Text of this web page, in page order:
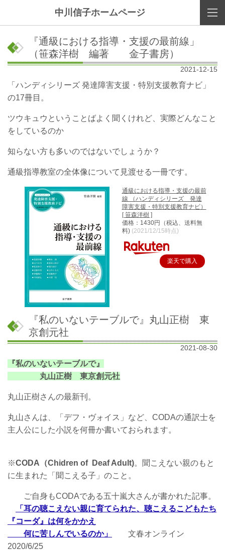
中川信子ホームページ
『通級における指導・支援の最前線」
（笹森洋樹 編著 金子書房）
2021-12-15
「ハンディシリーズ 発達障害支援・特別支援教育ナビ」
の17冊目。
ツウキュウということばよく聞くけれど、実際どんなこと
をしているのか
知らない方も多いのではないでしょうか？
通級指導教室の全体像について見渡せる一冊です。
通級における指導・支援の最前
線 （ハンディシリーズ 発達
障害支援・特別支援教育ナビ）
[ 笹森洋樹 ]
価格：1430円（税込、送料無
料) (2021/12/15時点)
楽天で購入
『私のいないテーブルで』丸山正樹 東
京創元社
2021-08-30
『私のいないテーブルで』
丸山正樹 東京創元社
丸山正樹さんの最新刊。
丸山さんは、「デフ・ヴォイス」など、CODAの通訳士を
主人公にした小説を何冊か書いておられます。
※CODA（Chidren of Deaf Adult)。聞こえない親のもと
に生まれた「聞こえる子」のこと。
ご自身もCODAである五十嵐大さんが書かれた記事。
「耳の聴こえない親に育てられた、聴こえるこどもたち
『コーダ』は何をかかえ
何に苦しんでいるのか」
文春オンライン
2020/6/25